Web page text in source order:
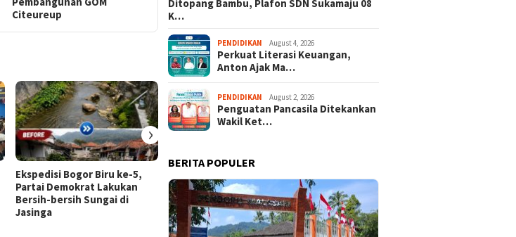
Citeureup
Ekspedisi Bogor Biru ke-5,
Partai Demokrat Lakukan
Bersih-bersih Sungai di
Jasinga
Pangradin Bangun Kesadaran
Masyarakat Sungai Bebas
Sampah
Kabupaten Bogor, PHRI Bulat
Dukung Ridwan Rusliadi
›
Ditopang Bambu, Plafon SDN Sukamaju 08
K…
PENDIDIKAN August 4, 2026
Perkuat Literasi Keuangan,
Anton Ajak Ma…
PENDIDIKAN August 2, 2026
Penguatan Pancasila Ditekankan
Wakil Ket…
BERITA POPULER